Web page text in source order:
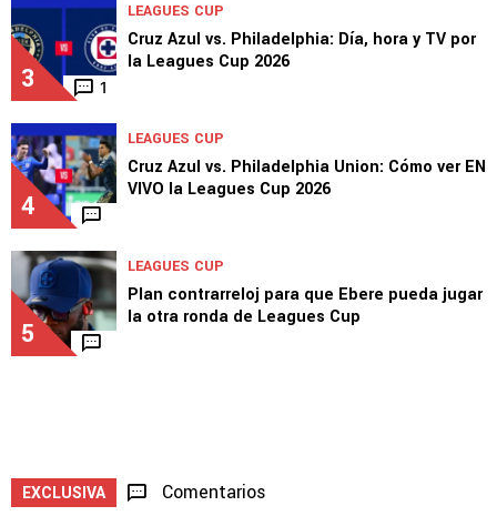
3 1
LEAGUES CUP
Cruz Azul vs. Philadelphia: Día, hora y TV por
la Leagues Cup 2026
4
LEAGUES CUP
Cruz Azul vs. Philadelphia Union: Cómo ver EN
VIVO la Leagues Cup 2026
5
LEAGUES CUP
Plan contrarreloj para que Ebere pueda jugar
la otra ronda de Leagues Cup
EXCLUSIVA Comentarios